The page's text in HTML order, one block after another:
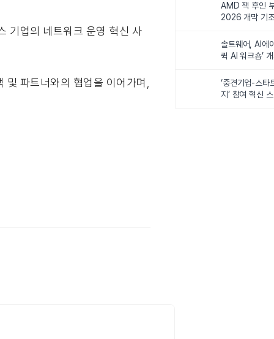
기업의 네트워크 운영 혁신 사
파트너와의 협업을 이어가며,
AMD 잭 후인
2026 개막 기
솔트웨어, AI에
퀵 AI 워크숍’
‘중견기업-스타
지’ 참여 혁신